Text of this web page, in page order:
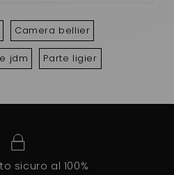
Camera bellier
jdm Parte ligier
sicuro al 100%